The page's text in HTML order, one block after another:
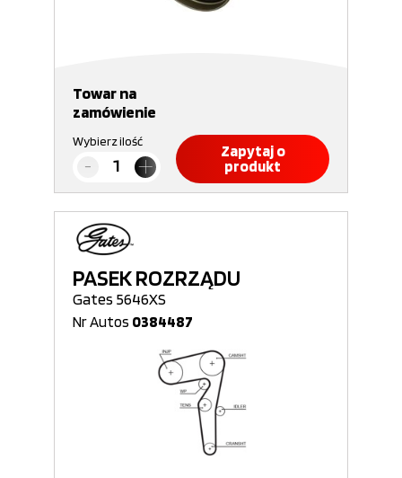
Towar na
zamówienie
Wybierz ilość
Zapytaj o
produkt
PASEK ROZRZĄDU
Gates 5646XS
Nr Autos 0384487